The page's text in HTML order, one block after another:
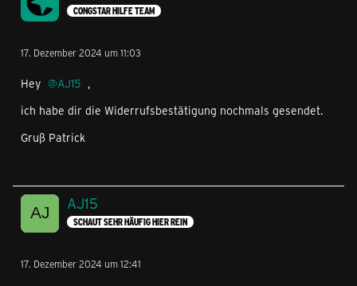
CONGSTAR HILFE TEAM
17. Dezember 2024 um 11:03
Hey AJ15 ,
ich habe dir die Widerrufsbestätigung nochmals gesendet.
Gruß Patrick
AJ15
SCHAUT SEHR HÄUFIG HIER REIN
17. Dezember 2024 um 12:41